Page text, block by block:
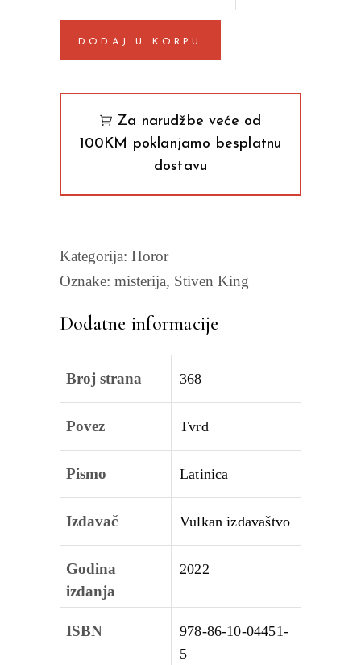
King
quantity
DODAJ U KORPU
Za narudžbe veće od
100KM poklanjamo besplatnu
dostavu
Kategorija: Horor
Oznake: misterija, Stiven King
Dodatne informacije
Broj strana 368
Povez Tvrd
Pismo Latinica
Izdavač Vulkan izdavaštvo
Godina
izdanja
2022
ISBN
978-86-10-04451-
5